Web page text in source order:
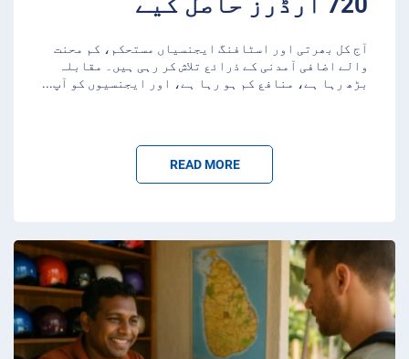
آج کل بھرتی اور اسٹافنگ ایجنسیاں مستحکم، کم محنت
والے اضافی آمدنی کے ذرائع تلاش کر رہی ہیں۔ مقابلہ
بڑھ رہا ہے، منافع کم ہو رہا ہے، اور ایجنسیوں کو آپ...
READ MORE